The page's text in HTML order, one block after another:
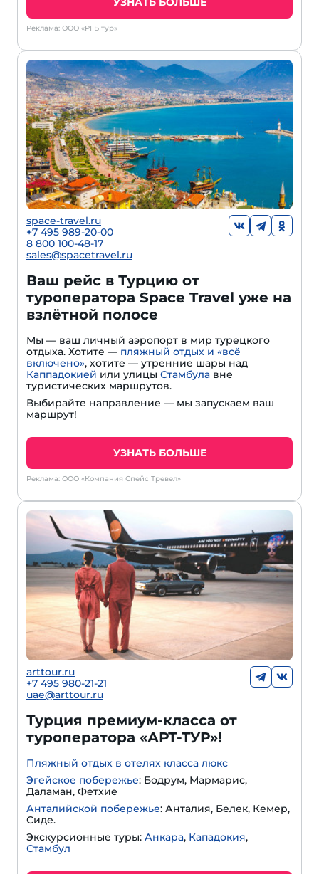
Реклама: ООО «РГБ тур»
space-travel.ru
+7 495 989-20-00
8 800 100-48-17
sales@spacetravel.ru
Ваш рейс в Турцию от
туроператора Space Travel уже на
взлётной полосе
Мы — ваш личный аэропорт в мир турецкого
отдыха. Хотите — пляжный отдых и «всё
включено», хотите — утренние шары над
Каппадокией или улицы Стамбула вне
туристических маршрутов.
Выбирайте направление — мы запускаем ваш
маршрут!
УЗНАТЬ БОЛЬШЕ
Реклама: ООО «Компания Спейс Тревел»
arttour.ru
+7 495 980-21-21
uae@arttour.ru
Турция премиум-класса от
туроператора «АРТ-ТУР»!
Пляжный отдых в отелях класса люкс
Эгейское побережье: Бодрум, Мармарис,
Даламан, Фетхие
Анталийской побережье: Анталия, Белек, Кемер,
Сиде.
Экскурсионные туры: Анкара, Кападокия,
Стамбул